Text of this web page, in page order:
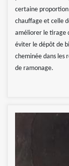
certaine
chauffage et celle
améliorer le tirage
éviter le dépôt de
cheminée dans les
de ramonage.